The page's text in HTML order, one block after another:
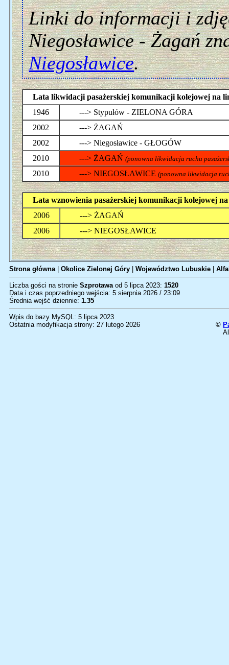
Linki do informacji i
Niegosławice - Żagań
Niegosławice.
Lata likwidacji pasażerskiej komunikacji kolejowej na
1946
---> Stypułów - ZIELONA GÓRA
2002
---> ŻAGAŃ
2002
---> Niegosławice - GŁOGÓW
2010
---> ŻAGAŃ (ponowna likwidacja ruchu
2010 ---> NIEGOSŁAWICE (ponowna likwidacja
Lata wznowienia pasażerskiej komunikacji kolejowej
2006
---> ŻAGAŃ
2006
---> NIEGOSŁAWICE
Strona główna| Okolice Zielonej Góry Województwo Lubuskie
Liczba gości na stronie Szprotawaod 5 lipca 2023: 1520
Data i czas poprzedniego wejścia: 5 sierpnia 2026 / 23:09
Średnia wejść dziennie: 1.35
Wpis do bazy MySQL: 5 lipca 2023
Ostatnia modyfikacja strony: 27 lutego 2026
©